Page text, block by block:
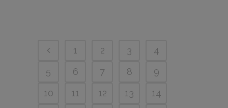
1 2 3
4
5
6 7 8
9
10
11 12 13
14